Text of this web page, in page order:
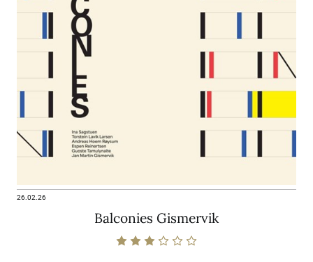
26.02.26
Balconies Gismervik